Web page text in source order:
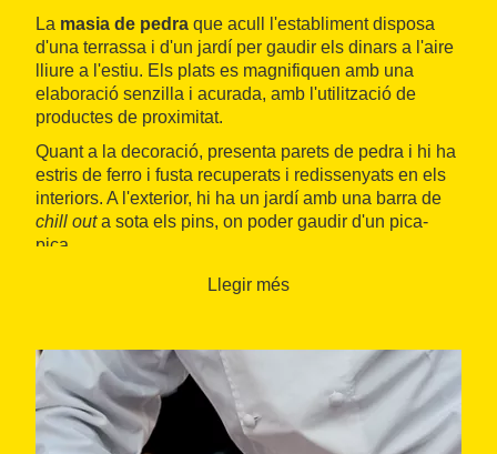
La masia de pedra que acull l'establiment disposa
d'una terrassa i d'un jardí per gaudir els dinars a l'aire
lliure a l'estiu. Els plats es magnifiquen amb una
elaboració senzilla i acurada, amb l'utilització de
productes de proximitat.
Quant a la decoració, presenta parets de pedra i hi ha
estris de ferro i fusta recuperats i redissenyats en els
interiors. A l'exterior, hi ha un jardí amb una barra de
chill outa sota els pins, on poder gaudir d'un pica-
pica.
Llegir més